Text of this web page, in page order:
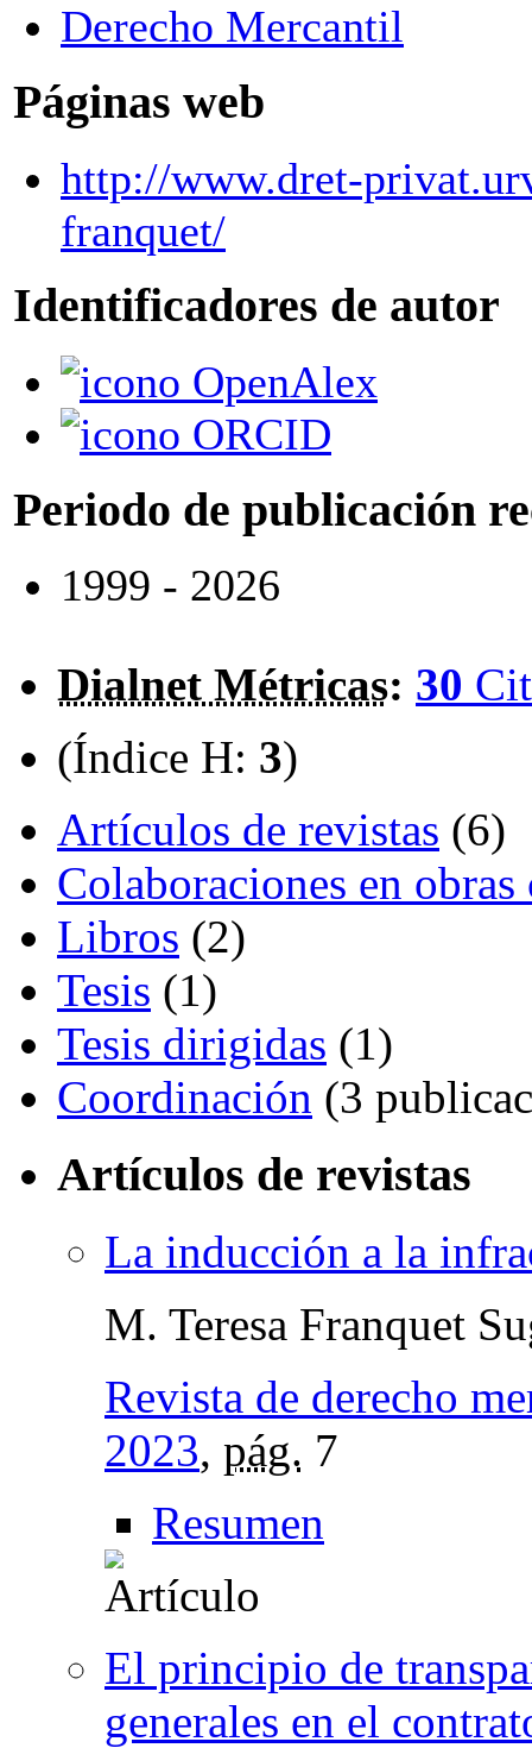
Derecho Mercantil
Páginas web
http://www.dret-
franquet/
Identificadores de autor
OpenAlex
ORCID
Periodo de publicación
1999 - 2026
Dialnet Métricas: 30
(Índice H: 3)
Artículos de revistas (6)
Colaboraciones en
Libros (2)
Tesis (1)
Tesis dirigidas (1)
Coordinación (3
Artículos de revistas
La inducción a la
M. Teresa Franquet
Revista de derecho
2023, pág. 7
Resumen
El principio de
generales en el